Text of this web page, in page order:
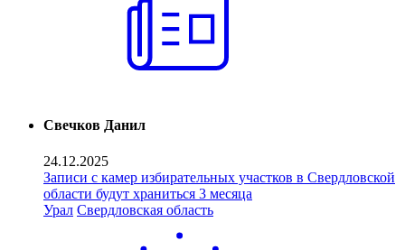
Свечков Данил
24.12.2025
Записи с камер избирательных участков в Свердловской
области будут храниться 3 месяца
Урал Свердловская область